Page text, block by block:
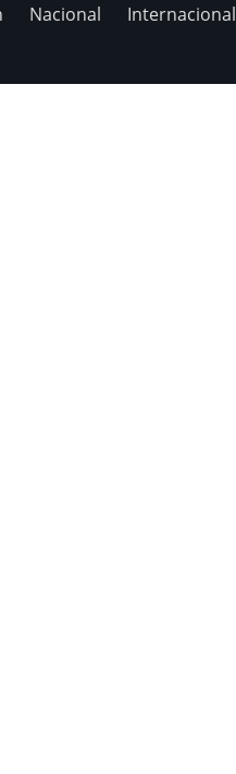
Nacional Internacional